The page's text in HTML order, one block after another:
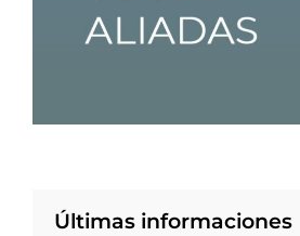
Últimas informaciones